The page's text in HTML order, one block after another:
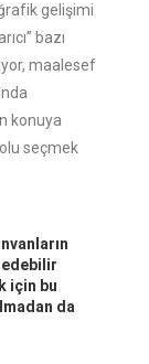
gelişimi
bazı
maalesef
konuya
seçmek
için bu
da